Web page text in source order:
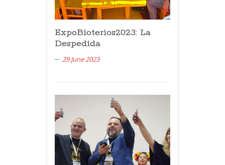
ExpoBioterios2023: La
Despedida
29 June 2023